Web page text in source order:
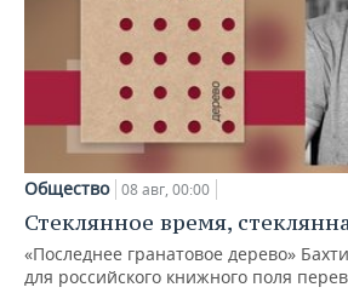
Общество 08 авг, 00:00
Стеклянное время,
«Последнее гранатовое дерево»
для российского книжного поля